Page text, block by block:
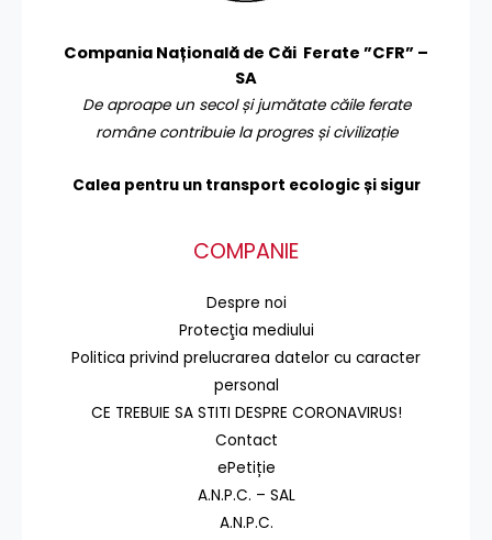
Compania Națională de Căi Ferate ”CFR” –
SA
De aproape un secol și jumătate căile ferate
române contribuie la progres și civilizație
Calea pentru un transport ecologic și sigur
COMPANIE
Despre noi
Protecţia mediului
Politica privind prelucrarea datelor cu caracter
personal
CE TREBUIE SA STITI DESPRE CORONAVIRUS!
Contact
ePetiție
A.N.P.C. – SAL
A.N.P.C.